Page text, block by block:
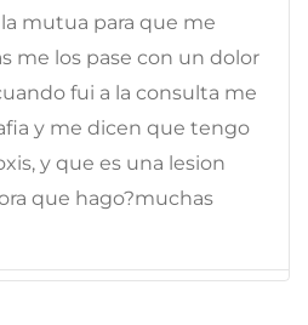
mutua para que me
me los pase con un dolor
fui a la consulta me
y me dicen que tengo
y que es una lesion
que hago?muchas